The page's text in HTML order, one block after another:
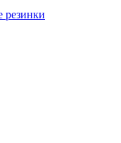
резинки